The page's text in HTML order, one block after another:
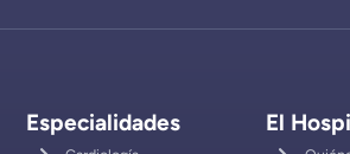
Especialidades El